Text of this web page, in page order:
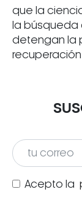
que la
la búsqueda
detengan la
recuperación
Acepto la